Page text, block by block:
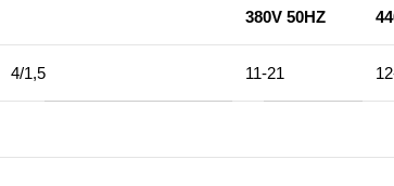
380V 50HZ
4/1,5 11-21